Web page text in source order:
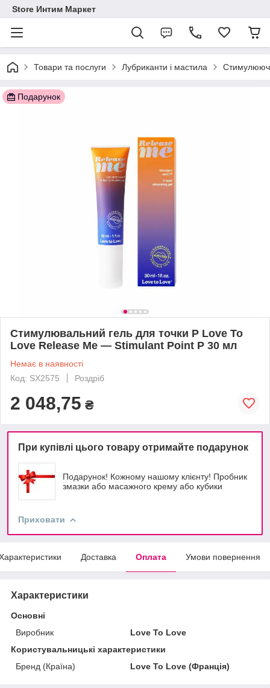
Store Интим Маркет
Товари та послуги Лубриканти і мастила
Подарунок
Стимулювальний гель для точки P Love To
Love Release Me — Stimulant Point P 30 мл
Немає в наявності
Код: SX2575
Роздріб
2 048,75 ₴
При купівлі цього товару отримайте подарунок
Подарунок! Кожному нашому клієнту! Пробник
змазки або масажного крему або кубики
Приховати
Доставка Оплата Умови повернення
Характеристики
Основні
Виробник
Love To Love
Користувальницькі характеристики
Бренд (Країна)
Love To Love (Франція)